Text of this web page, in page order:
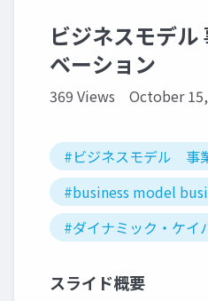
ビジネスモデル
ベーション
369 Views October
#ビジネスモデル 事
#business model
#ダイナミック・ケイ
スライド概要